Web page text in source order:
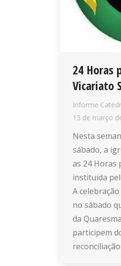
24 Horas
Vicariato
Informe
13 de março
Nesta
sábado, a
as 24 Horas
instituída
A
no sábado
da
participem